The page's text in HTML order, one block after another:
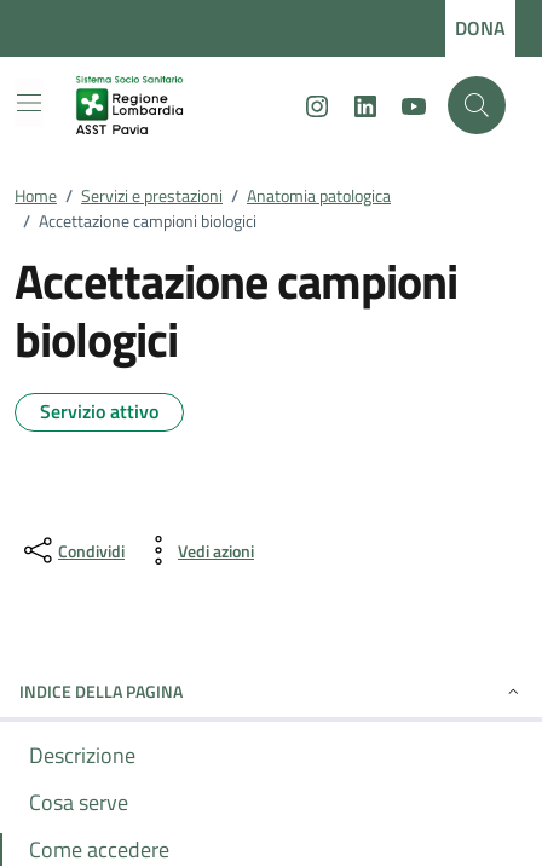
DONA
InstagramLinkedInYoutube
Home / Servizi e prestazioni / Anatomia patologica
/ Accettazione campioni biologici
Accettazione campioni
biologici
Servizio attivo
Condividi Vedi azioni
INDICE DELLA PAGINA
Descrizione
Cosa serve
Come accedere